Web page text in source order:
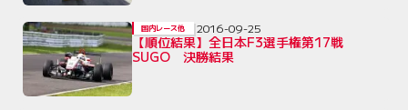
【順位結果】全日本F3選手権第17戦
SUGO 決勝結果
国内レース他 2016-09-25